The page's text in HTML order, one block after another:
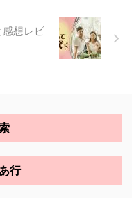
想レビ
行